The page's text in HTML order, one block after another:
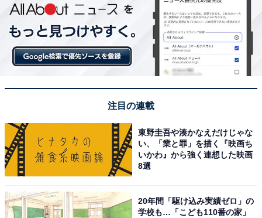
注目の連載
東野圭吾や湊かなえだけじゃな
い、「業と罪」を描く『映画ち
いかわ』から強く連想した映画
8選
20年間「駆け込み実績ゼロ」の
学校も…「こども110番の家」